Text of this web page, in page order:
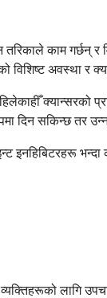
काम गर्छन् र
अवस्था र
क्यान्सरको
दिन सकिन्छ तर
भन्दा
लागि